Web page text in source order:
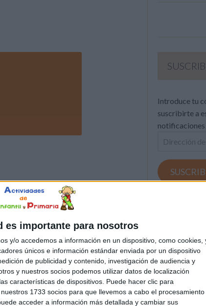
es importante para nosotros
y/o accedemos a información en un dispositivo, como cookies,
únicos e información estándar enviada por un dispositivo
de publicidad y contenido, investigación de audiencia y
y nuestros socios podemos utilizar datos de localización
características de dispositivos. Puede hacer clic para
1733 socios para que llevemos a cabo el procesamiento
acceder a información más detallada y cambiar sus
Introduce tu
suscribirte a
notificaciones
Dirección
email
Únete a
SIGUE
EN